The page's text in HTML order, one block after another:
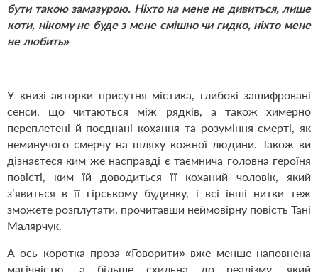
бути такою замазурою. Ніхто на мене не дивиться, лише
коти, нікому не буде з мене смішно чи гидко, ніхто мене
не любить»
У книзі авторки присутня містика, глибокі зашифровані
сенси, що читаються між рядків, а також химерно
переплетені й поєднані кохання та розуміння смерті, як
неминучого смерчу на шляху кожної людини. Також ви
дізнаєтеся ким же насправді є таємнича головна героїня
повісті, ким їй доводиться її коханий чоловік, який
з’явиться в її гірському будинку, і всі інші нитки теж
зможете розплутати, прочитавши неймовірну повість Тані
Малярчук.
А ось коротка проза «Говорити» вже менше наповнена
магічністю, а більше схильна до реалізму, який